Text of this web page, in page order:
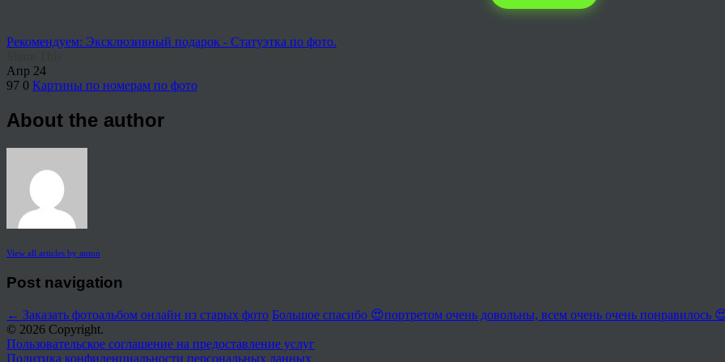
Рекомендуем: Эксклюзивный подарок - Статуэтка по фото.
Апр 24
97 0 Картины по номерам по фото
About the author
View all articles by anton
Post navigation
← Заказать фотоальбом онлайн из старых фото Большое спасибо 😍портретом очень довольны, всем очень очень понравилось
© 2026 Copyright.
Пользовательское соглашение на предоставление услуг
Политика конфиденциальности персональных данных